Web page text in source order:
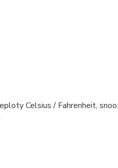
Celsius / Fahrenheit,